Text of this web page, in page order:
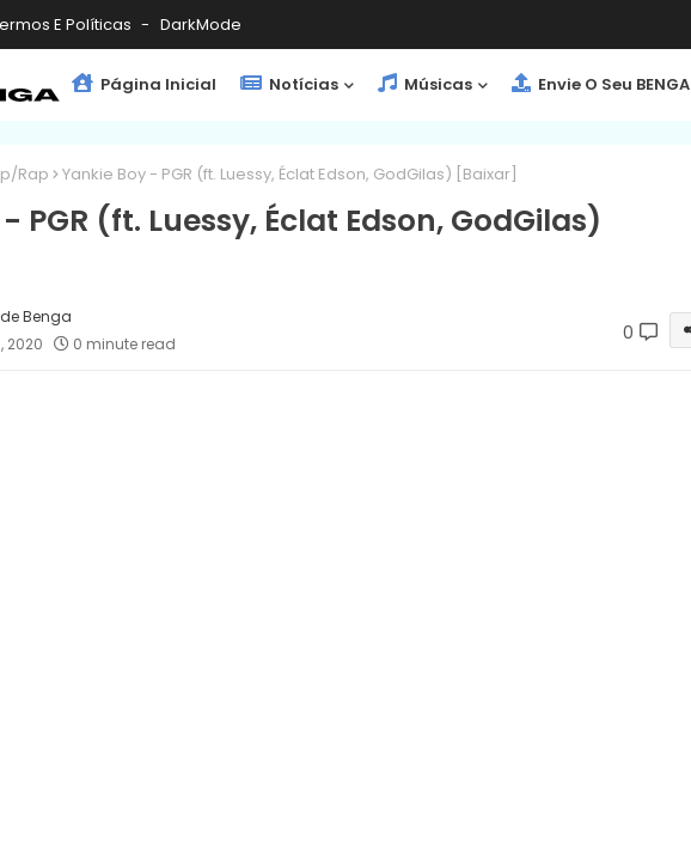
E Políticas DarkMode
Página Inicial Notícias Músicas Envie O Seu BENGA
Rap Yankie Boy - PGR (ft. Luessy, Éclat Edson, GodGilas) [Baixar]
PGR (ft. Luessy, Éclat Edson, GodGilas)
Benga
2020
0 minute read 0